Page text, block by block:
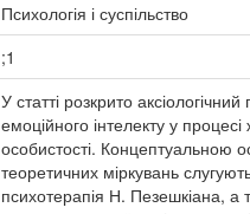
Психологія і суспільство
;1
У статті розкрито аксіологічний
емоційного інтелекту у процесі
особистості. Концептуальною
теоретичних міркувань
психотерапія Н. Пезешкіана, а